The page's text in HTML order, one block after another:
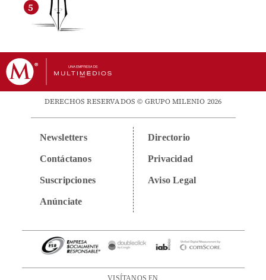
DERECHOS RESERVADOS © GRUPO MILENIO 2026
Newsletters
Contáctanos
Suscripciones
Anúnciate
Directorio
Privacidad
Aviso Legal
VISÍTANOS EN